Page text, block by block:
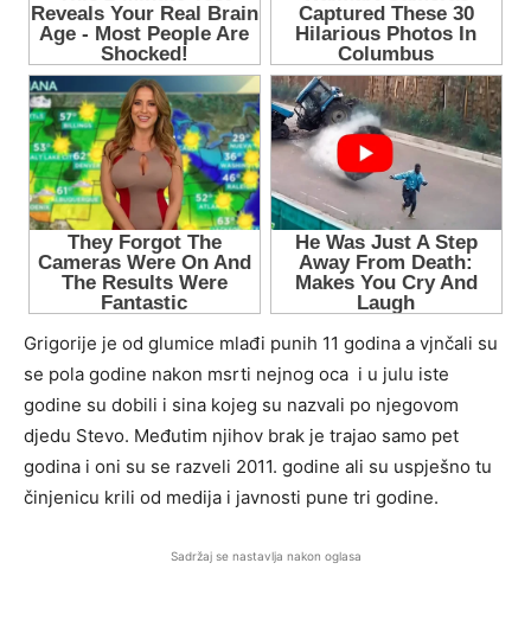
Grigorije je od glumice mlađi punih 11 godina a vjnčali su
se pola godine nakon msrti nejnog oca i u julu iste
godine su dobili i sina kojeg su nazvali po njegovom
djedu Stevo. Međutim njihov brak je trajao samo pet
godina i oni su se razveli 2011. godine ali su uspješno tu
činjenicu krili od medija i javnosti pune tri godine.
Sadržaj se nastavlja nakon oglasa